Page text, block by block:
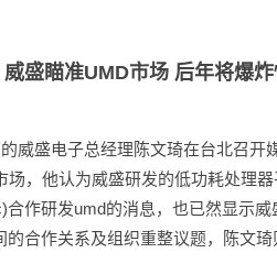
盛瞄准UMD市场 后年将爆
威盛电子总经理陈文琦在台北召开
，他认为威盛研发的低功耗处理
作研发umd的消息，也已然显示
合作关系及组织重整议题，陈文